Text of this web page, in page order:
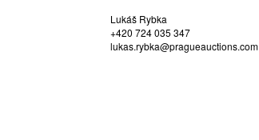
MOSER LEO
NEZAŘAZEN AUTOR
OLIVA LADISLAV
Lukáš Rybka
+420 724 035 347
lukas.rybka@pragueauctions.com